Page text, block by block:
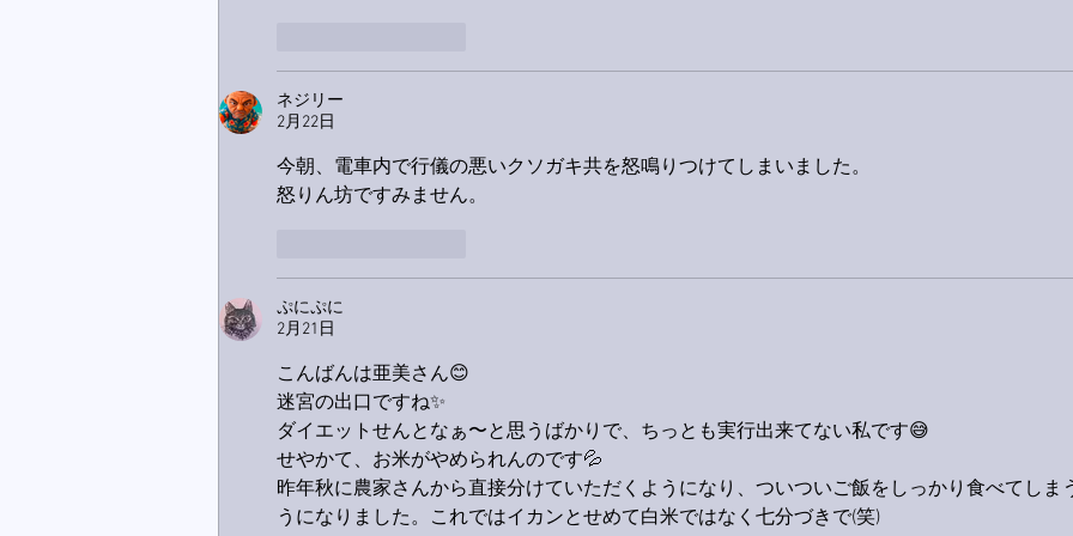
ネジリー
2月22日
今朝、電車内で行儀の悪いクソガキ共を怒鳴りつけてしまいました。
怒りん坊ですみません。
ぷにぷに
2月21日
こんばんは亜美さん😊
迷宮の出口ですね✨
ダイエットせんとなぁ〜と思うばかりで、ちっとも実行出来てない私です😅
せやかて、お米がやめられんのです💦
昨年秋に農家さんから直接分けていただくようになり、ついついご飯をしっかり食べてしま
うになりました。これではイカンとせめて白米ではなく七分づきで(笑)